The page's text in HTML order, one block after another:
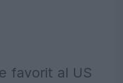
favorit al US